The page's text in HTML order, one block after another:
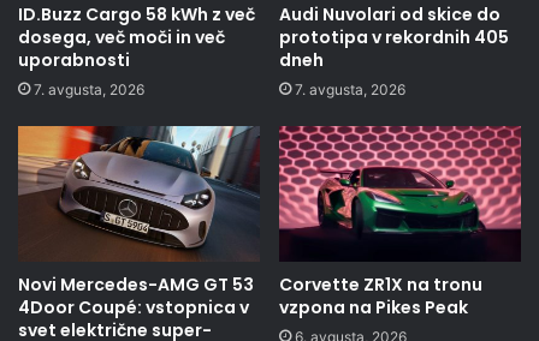
ID.Buzz Cargo 58 kWh z več
dosega, več moči in več
uporabnosti
7. avgusta, 2026
Audi Nuvolari od skice do
prototipa v rekordnih 405
dneh
7. avgusta, 2026
Novi Mercedes-AMG GT 53
4Door Coupé: vstopnica v
svet električne super-
Corvette ZR1X na tronu
vzpona na Pikes Peak
6. avgusta, 2026